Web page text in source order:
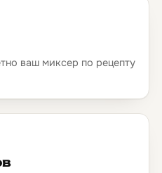
ваш миксер по рецепту